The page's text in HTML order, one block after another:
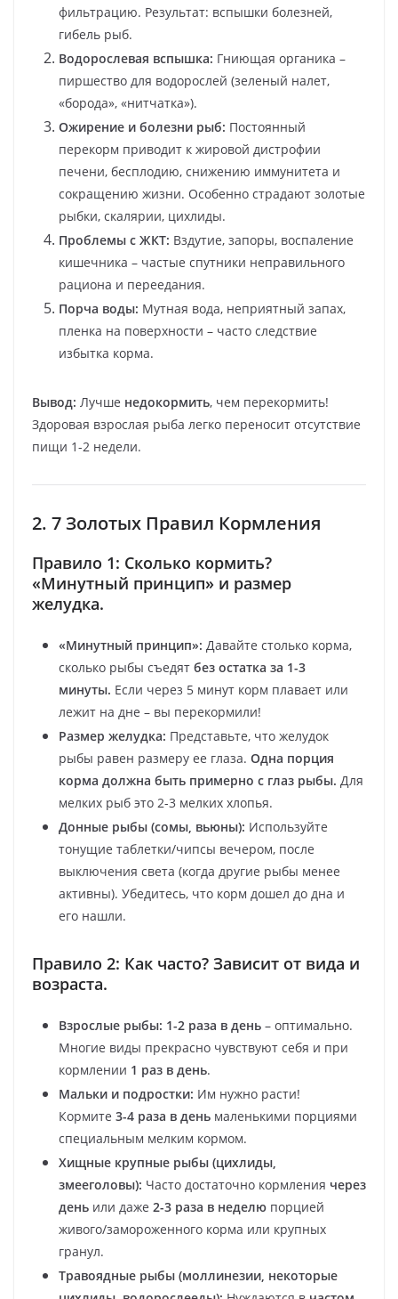
фильтрацию. Результат: вспышки болезней,
гибель рыб.
Водорослевая вспышка: Гниющая органика –
пиршество для водорослей (зеленый налет,
«борода», «нитчатка»).
Ожирение и болезни рыб: Постоянный
перекорм приводит к жировой дистрофии
печени, бесплодию, снижению иммунитета и
сокращению жизни. Особенно страдают золотые
рыбки, скалярии, цихлиды.
Проблемы с ЖКТ: Вздутие, запоры, воспаление
кишечника – частые спутники неправильного
рациона и переедания.
Порча воды: Мутная вода, неприятный запах,
пленка на поверхности – часто следствие
избытка корма.
Вывод: Лучше недокормить, чем перекормить!
Здоровая взрослая рыба легко переносит отсутствие
пищи 1-2 недели.
2. 7 Золотых Правил Кормления
Правило 1: Сколько кормить?
«Минутный принцип» и размер
желудка.
«Минутный принцип»: Давайте столько корма,
сколько рыбы съедят без остатка за 1-3
минуты. Если через 5 минут корм плавает или
лежит на дне – вы перекормили!
Размер желудка: Представьте, что желудок
рыбы равен размеру ее глаза. Одна порция
корма должна быть примерно с глаз рыбы. Для
мелких рыб это 2-3 мелких хлопья.
Донные рыбы (сомы, вьюны): Используйте
тонущие таблетки/чипсы вечером, после
выключения света (когда другие рыбы менее
активны). Убедитесь, что корм дошел до дна и
его нашли.
Правило 2: Как часто? Зависит от вида и
возраста.
Взрослые рыбы: 1-2 раза в день – оптимально.
Многие виды прекрасно чувствуют себя и при
кормлении 1 раз в день.
Мальки и подростки: Им нужно расти!
Кормите 3-4 раза в день маленькими порциями
специальным мелким кормом.
Хищные крупные рыбы (цихлиды,
змееголовы): Часто достаточно кормления через
день или даже 2-3 раза в неделю порцией
живого/замороженного корма или крупных
гранул.
Травоядные рыбы (моллинезии, некоторые